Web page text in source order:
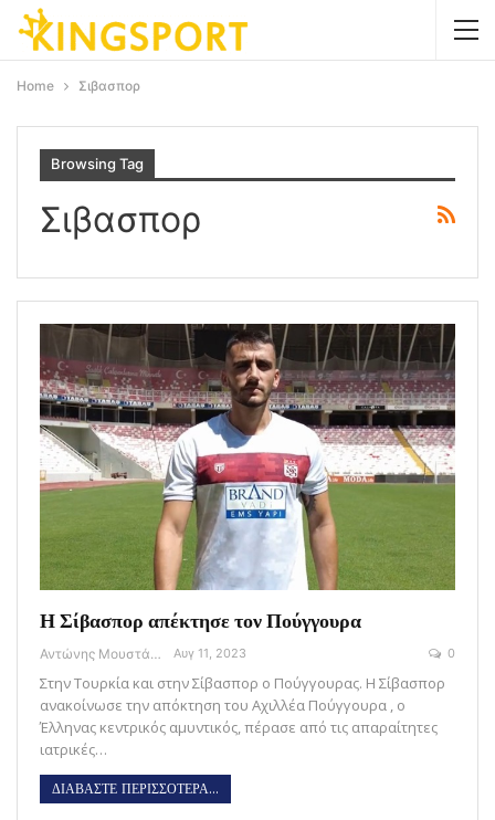
Home Σιβασπορ
Browsing Tag
Σιβασπορ
Η Σίβασπορ απέκτησε τον Πούγγουρα
Αντώνης Μουστάκας Αυγ 11, 2023 0
Στην Τουρκία και στην Σίβασπορ ο Πούγγουρας. H Σίβασπορ
ανακοίνωσε την απόκτηση του Αχιλλέα Πούγγουρα , ο
Έλληνας κεντρικός αμυντικός, πέρασε από τις απαραίτητες
ιατρικές…
ΔΙΑΒΑΣΤΕ ΠΕΡΙΣΣΟΤΕΡΑ...